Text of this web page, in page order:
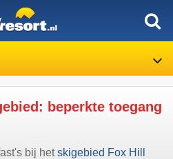
beperkte toegang
bij hetskigebied Fox Hill